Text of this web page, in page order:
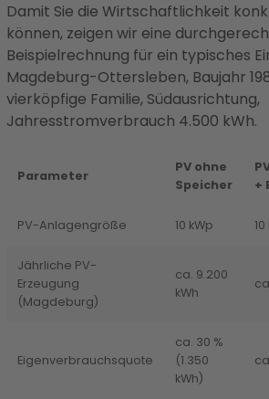
Damit Sie die Wirtschaftlichkeit
können, zeigen wir eine
Beispielrechnung für ein typisches
Magdeburg-Ottersleben, Baujahr
vierköpfige Familie, Südausrichtung,
Jahresstromverbrauch 4.500 kWh.
Parameter
PV ohne
Speicher
+
PV-Anlagengröße 10 kWp
Jährliche PV-
Erzeugung
(Magdeburg)
ca. 9.200
kWh
Eigenverbrauchsquote
ca. 30 %
(1.350
kWh)